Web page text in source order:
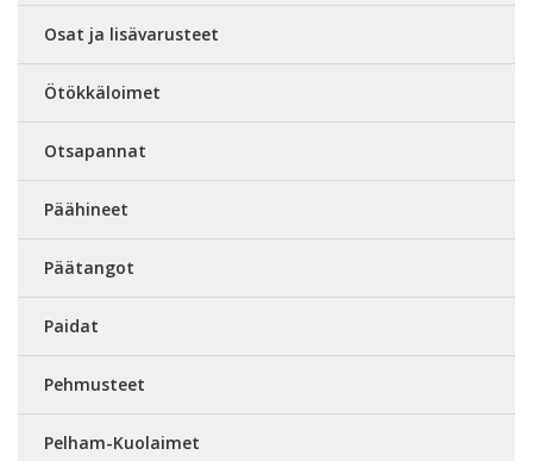
Osat ja lisävarusteet
Ötökkäloimet
Otsapannat
Päähineet
Päätangot
Paidat
Pehmusteet
Pelham-Kuolaimet